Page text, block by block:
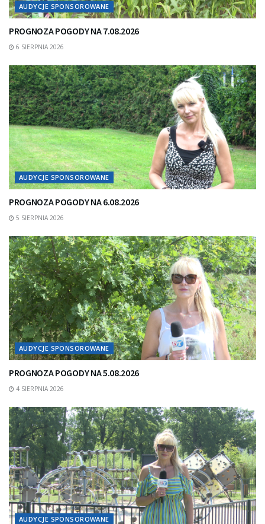
AUDYCJE SPONSOROWANE
PROGNOZA POGODY NA 7.08.2026
6 SIERPNIA 2026
AUDYCJE SPONSOROWANE
PROGNOZA POGODY NA 6.08.2026
5 SIERPNIA 2026
AUDYCJE SPONSOROWANE
PROGNOZA POGODY NA 5.08.2026
4 SIERPNIA 2026
AUDYCJE SPONSOROWANE